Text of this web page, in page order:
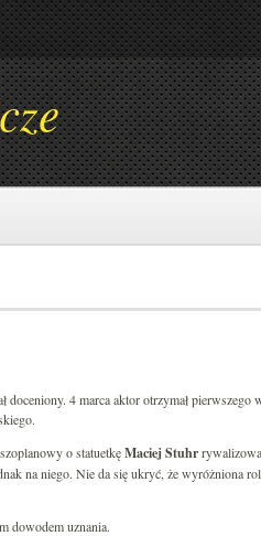
doceniony. 4 marca aktor otrzymał
o statuetkęMaciej Stuhr
na niego. Nie da się ukryć, że wyróżniona
dowodem uznania.